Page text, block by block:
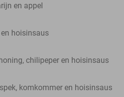
en appel
hoisinsaus
chilipeper en hoisinsaus
komkommer en hoisinsaus